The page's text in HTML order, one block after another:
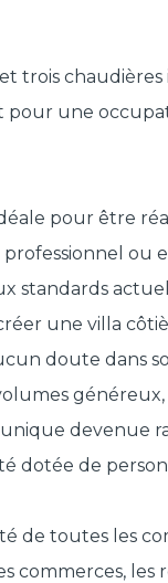
trois
une
pour être
standards
une villa
doute dans
généreux,
devenue
dotée de
de toutes les
commerces,